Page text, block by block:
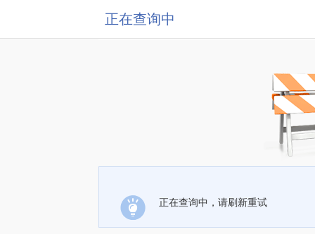
正在查询中
正在查询中，请刷新重试